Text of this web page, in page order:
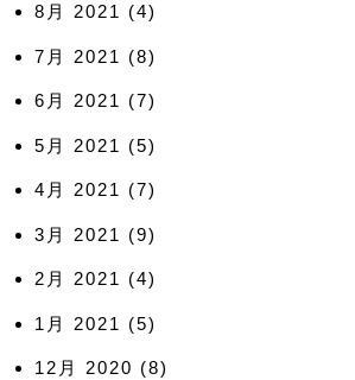
8月 2021 (4)
7月 2021 (8)
6月 2021 (7)
5月 2021 (5)
4月 2021 (7)
3月 2021 (9)
2月 2021 (4)
1月 2021 (5)
12月 2020 (8)